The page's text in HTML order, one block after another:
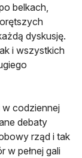
belkach,
dyskusję.
i wszystkich
w codziennej
debaty
rząd i tak
w pełnej gali